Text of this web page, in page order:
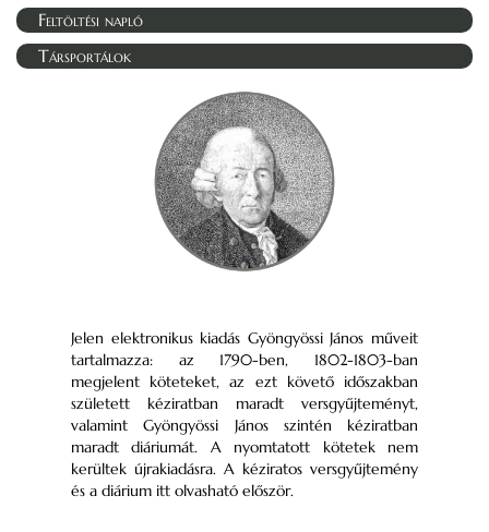
Feltöltési napló
Társportálok
Jelen elektronikus kiadás Gyöngyössi János műveit
tartalmazza: az 1790-ben, 1802-1803-ban
megjelent köteteket, az ezt követő időszakban
született kéziratban maradt versgyűjteményt,
valamint Gyöngyössi János szintén kéziratban
maradt diáriumát. A nyomtatott kötetek nem
kerültek újrakiadásra. A kéziratos versgyűjtemény
és a diárium itt olvasható először.